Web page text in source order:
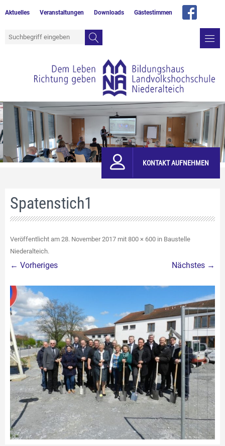
Aktuelles Veranstaltungen Downloads Gästestimmen
KONTAKT AUFNEHMEN
Spatenstich1
Veröffentlicht am 28. November 2017 mit 800 × 600 in Baustelle
Niederalteich.
← Vorheriges Nächstes →